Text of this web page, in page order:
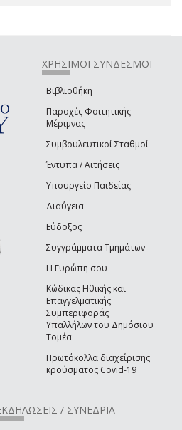
filter
sends e-mail)
ΧΡΗΣΙΜΟΙ ΣΥΝΔΕΣΜΟΙ
Βιβλιοθήκη
Παροχές Φοιτητικής
Μέριμνας
Συμβουλευτικοί Σταθμοί
Έντυπα / Αιτήσεις
Υπουργείο Παιδείας
Διαύγεια
Εύδοξος
Συγγράμματα Τμημάτων
Η Ευρώπη σου
Κώδικας Ηθικής και
Επαγγελματικής
Συμπεριφοράς
Υπαλλήλων του Δημόσιου
Τομέα
Πρωτόκολλα διαχείρισης
κρούσματος Covid-19
/ ΣΥΝΕΔΡΙΑ